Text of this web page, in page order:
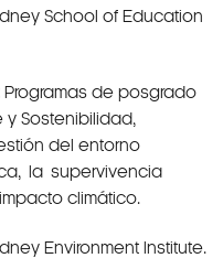
School of Education
Programas de posgrado
Sostenibilidad,
del entorno
la supervivencia
climático.
Environment Institute.